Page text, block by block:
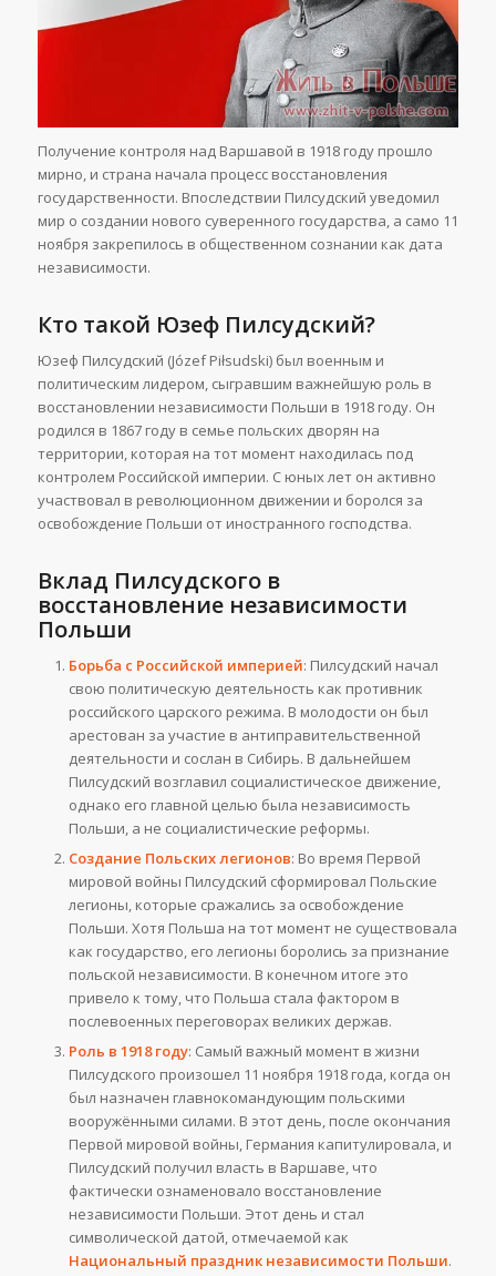
Получение контроля над Варшавой в 1918 году прошло
мирно, и страна начала процесс восстановления
государственности. Впоследствии Пилсудский уведомил
мир о создании нового суверенного государства, а само 11
ноября закрепилось в общественном сознании как дата
независимости.
Кто такой Юзеф Пилсудский?
Юзеф Пилсудский (Józef Piłsudski) был военным и
политическим лидером, сыгравшим важнейшую роль в
восстановлении независимости Польши в 1918 году. Он
родился в 1867 году в семье польских дворян на
территории, которая на тот момент находилась под
контролем Российской империи. С юных лет он активно
участвовал в революционном движении и боролся за
освобождение Польши от иностранного господства.
Вклад Пилсудского в
восстановление независимости
Польши
Борьба с Российской империей: Пилсудский начал
свою политическую деятельность как противник
российского царского режима. В молодости он был
арестован за участие в антиправительственной
деятельности и сослан в Сибирь. В дальнейшем
Пилсудский возглавил социалистическое движение,
однако его главной целью была независимость
Польши, а не социалистические реформы.
Создание Польских легионов: Во время Первой
мировой войны Пилсудский сформировал Польские
легионы, которые сражались за освобождение
Польши. Хотя Польша на тот момент не существовала
как государство, его легионы боролись за признание
польской независимости. В конечном итоге это
привело к тому, что Польша стала фактором в
послевоенных переговорах великих держав.
Роль в 1918 году: Самый важный момент в жизни
Пилсудского произошел 11 ноября 1918 года, когда он
был назначен главнокомандующим польскими
вооружёнными силами. В этот день, после окончания
Первой мировой войны, Германия капитулировала, и
Пилсудский получил власть в Варшаве, что
фактически ознаменовало восстановление
независимости Польши. Этот день и стал
символической датой, отмечаемой как
Национальный праздник независимости Польши.